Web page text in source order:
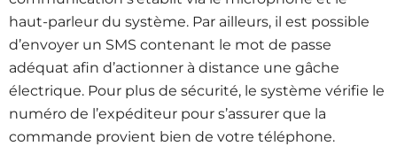
haut-parleur du système. Par ailleurs, il est possible
d’envoyer un SMS contenant le mot de passe
adéquat afin d’actionner à distance une gâche
électrique. Pour plus de sécurité, le système vérifie le
numéro de l’expéditeur pour s’assurer que la
commande provient bien de votre téléphone.